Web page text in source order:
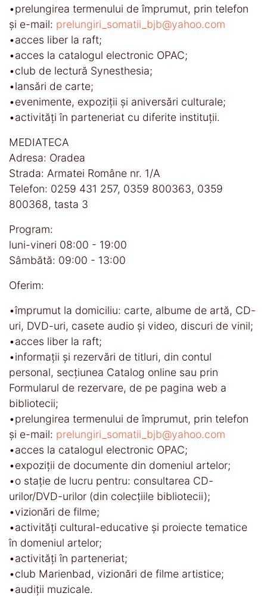
•prelungirea termenului de împrumut, prin telefon
și e-mail: prelungiri_somatii_bjb@yahoo.com
•acces liber la raft;
•acces la catalogul electronic OPAC;
•club de lectură Synesthesia;
•lansări de carte;
•evenimente, expoziții și aniversări culturale;
•activități în parteneriat cu diferite instituții.
MEDIATECA
Adresa: Oradea
Strada: Armatei Române nr. 1/A
Telefon: 0259 431 257, 0359 800363, 0359
800368, tasta 3
Program:
luni-vineri 08:00 - 19:00
Sâmbătă: 09:00 - 13:00
Oferim:
•împrumut la domiciliu: carte, albume de artă, CD-
uri, DVD-uri, casete audio şi video, discuri de vinil;
•acces liber la raft;
•informaţii și rezervări de titluri, din contul
personal, secţiunea Catalog online sau prin
Formularul de rezervare, de pe pagina web a
bibliotecii;
•prelungirea termenului de împrumut, prin telefon
și e-mail: prelungiri_somatii_bjb@yahoo.com
•acces la catalogul electronic OPAC;
•expoziţii de documente din domeniul artelor;
•o staţie de lucru pentru: consultarea CD-
urilor/DVD-urilor (din colecţiile bibliotecii);
•vizionări de filme;
•activităţi cultural-educative şi proiecte tematice
în domeniul artelor;
•activități în parteneriat;
•club Marienbad, vizionări de filme artistice;
•audiții muzicale.